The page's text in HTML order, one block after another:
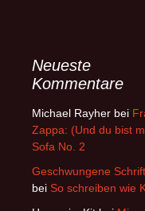
Neueste
Kommentare
Michael Rayher bei
Zappa: (Und du bist
Sofa No. 2
Geschwungene
bei So schreiben wie